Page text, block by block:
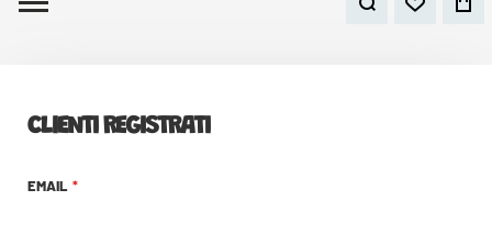
CLIENTI REGISTRATI
EMAIL